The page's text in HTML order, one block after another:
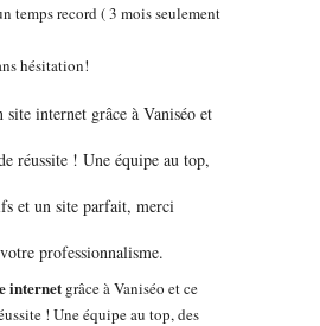
temps record ( 3 mois seulement
hésitation!
internet grâce à Vaniséo et ce
! Une équipe au top, des